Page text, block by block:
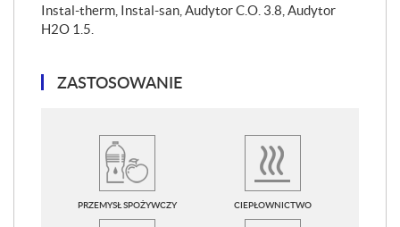
Instal-therm, Instal-san, Audytor C.O. 3.8, Audytor
H2O 1.5.
ZASTOSOWANIE
PRZEMYSŁ SPOŻYWCZY CIEPŁOWNICTWO